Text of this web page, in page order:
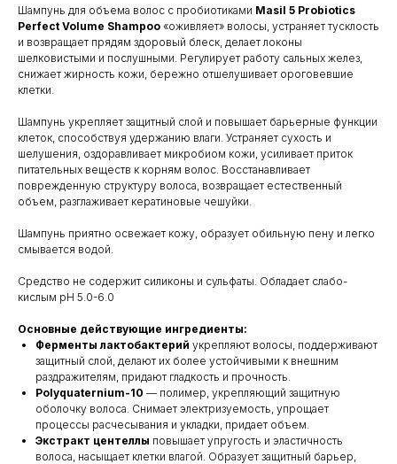
Шампунь для объема волос с пробиотиками Masil 5 Probiotics
Perfect Volume Shampoo «оживляет» волосы, устраняет тусклость
и возвращает прядям здоровый блеск, делает локоны
шелковистыми и послушными. Регулирует работу сальных желез,
снижает жирность кожи, бережно отшелушивает ороговевшие
клетки.
Шампунь укрепляет защитный слой и повышает барьерные функции
клеток, способствуя удержанию влаги. Устраняет сухость и
шелушения, оздоравливает микробиом кожи, усиливает приток
питательных веществ к корням волос. Восстанавливает
поврежденную структуру волоса, возвращает естественный
объем, разглаживает кератиновые чешуйки.
Шампунь приятно освежает кожу, образует обильную пену и легко
смывается водой.
Средство не содержит силиконы и сульфаты. Обладает слабо-
кислым pH 5.0-6.0
Основные действующие ингредиенты:
Ферменты лактобактерий укрепляют волосы, поддерживают
защитный слой, делают их более устойчивыми к внешним
раздражителям, придают гладкость и прочность.
Polyquaternium-10 — полимер, укрепляющий защитную
оболочку волоса. Снимает электризуемость, упрощает
процессы расчесывания и укладки, придает объем.
Экстракт центеллы повышает упругость и эластичность
волоса, насыщает клетки влагой. Образует защитный барьер,